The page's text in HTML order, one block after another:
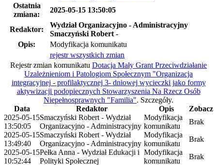
Ostatnia
zmiana:
2025-05-15 13:50:05
Redaktor:
Wydział Organizacyjno - Administracyjny
Smaczyński Robert -
Opis:
Modyfikacja komunikatu
rejestr wszystkich zmian
Rejestr zmian komunikatu Dotacja Mały Grant Przeciwdziałanie
Uzależnieniom i Patologiom Społecznym "Organizacja
integracyjnej - profilaktycznej 3- dniowej wycieczki jako formy
aktywizacji podopiecznych Stowarzyszenia Na Rzecz Osób
Niepełnosprawnych "Familia". Szczegóły.
Data
Redaktor Opis
Zobacz
2025-05-15
13:50:05
Smaczyński Robert - Wydział
Organizacyjno - Administracyjny
Modyfikacja
komunikatu
Brak
2025-05-15
13:49:40
Smaczyński Robert - Wydział
Organizacyjno - Administracyjny
Modyfikacja
komunikatu
Brak
2025-05-15
10:52:44
Pełka Anna - Wydział Edukacji i
Polityki Społecznej
Modyfikacja
komunikatu
Brak